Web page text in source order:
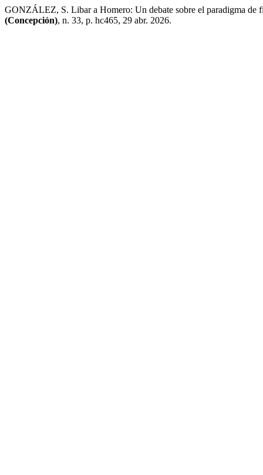
GONZÁLEZ, S. Libar a Homero: Un debate sobre el paradigma
(Concepción), n. 33, p. hc465, 29 abr. 2026.